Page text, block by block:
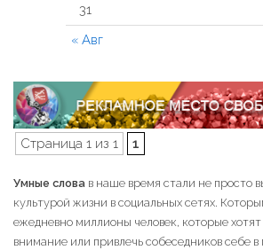
« Авг
31
Страница 1 из 1 1
Умные слова в наше время стали не просто
культурой жизни в социальных сетях.
ежедневно миллионы человек, которые
внимание или привлечь собеседников себе в